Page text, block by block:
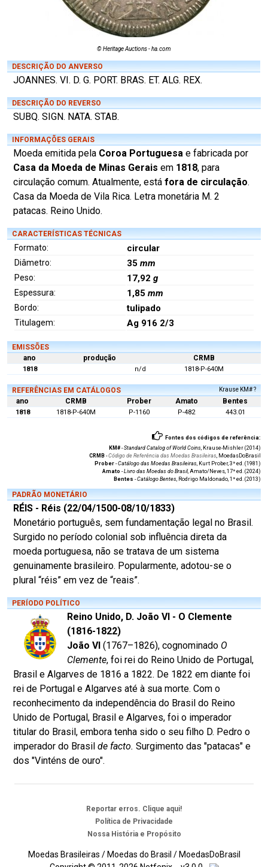
© Heritage Auctions - ha.com
DESCRIÇÃO DO ANVERSO
JOANNES. VI. D. G. PORT. BRAS. ET. ALG. REX.
DESCRIÇÃO DO REVERSO
SUBQ. SIGN. NATA. STAB.
INFORMAÇÕES GERAIS
Moeda emitida pela Coroa Portuguesa e fabricada por
Casa da Moeda de Minas Gerais em 1818, para
circulação comum. Atualmente, está fora de circulação.
Casa da Moeda de Vila Rica. Letra monetária M. 2
patacas. Reino Unido.
CARACTERÍSTICAS TÉCNICAS
Formato: circular
Diâmetro: 35 mm
Peso: 17,92 g
Espessura: 1,85 mm
Bordo: tulipado
Titulagem: Ag 916 2/3
EMISSÕES
ano
produção CRMB
1818 n/d 1818-P-640M
REFERÊNCIAS EM CATÁLOGOS Krause KM# ?
ano CRMB Prober Amato Bentes
1818 1818-P-640M P-1160 P-482 443.01
Fontes dos códigos de referência:
KM#-Standard Catalog of World Coins, Krause-Mishler (2014)
CRMB -Código de Referência das Moedas Brasileiras, MoedasDoBrasil
Prober -Catálogo das Moedas Brasileiras, Kurt Prober, 3ª ed. (1981)
Amato -Livro das Moedas do Brasil, Amato/Neves, 17ª ed. (2024)
Bentes -Catálogo Bentes, Rodrigo Maldonado, 1ª ed. (2013)
PADRÃO MONETÁRIO
RÉIS - Réis (22/04/1500-08/10/1833)
Monetário português, sem fundamentação legal no Brasil.
Surgido no período colonial sob influência direta da
moeda portuguesa, não se tratava de um sistema
genuinamente brasileiro. Popularmente, adotou-se o
plural “réis” em vez de “reais”.
PERÍODO POLÍTICO
Reino Unido, D. João VI - O Clemente
(1816-1822)
João VI (1767–1826), cognominado O
Clemente, foi rei do Reino Unido de Portugal,
Brasil e Algarves de 1816 a 1822. De 1822 em diante foi
rei de Portugal e Algarves até à sua morte. Com o
reconhecimento da independência do Brasil do Reino
Unido de Portugal, Brasil e Algarves, foi o imperador
titular do Brasil, embora tenha sido o seu filho D. Pedro o
imperador do Brasil de facto. Surgimento das "patacas" e
dos "Vinténs de ouro".
Reportar erros. Clique aqui!
Política de Privacidade
Nossa História e Propósito
Moedas Brasileiras / Moedas do Brasil / MoedasDoBrasil